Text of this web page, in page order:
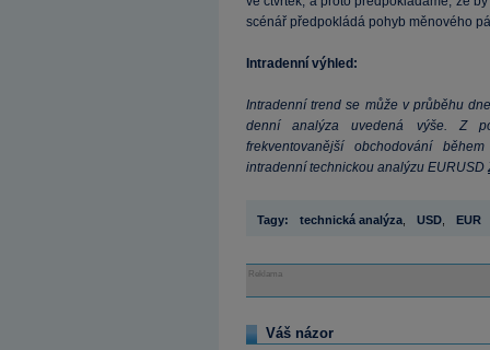
scénář předpokládá pohyb měnového
Intradenní výhled:
Intradenní trend se může v průběhu
denní analýza uvedená výše. Z
frekventovanější obchodování
intradenní technickou analýzu EURUSD
Tagy: technická analýza USD EUR
Reklama
Váš názor